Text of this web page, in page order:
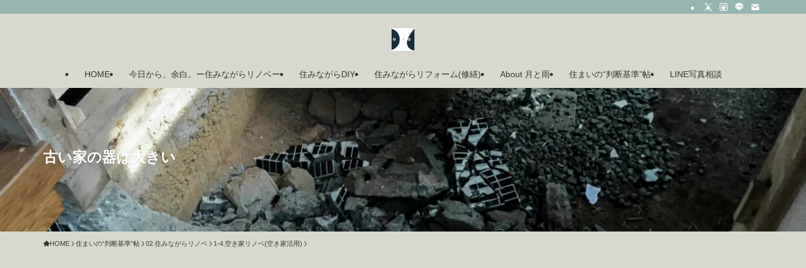
HOME 今日から、余白。ー住みながらリノベー 住みながらDIY 住みながらリフォーム(修繕) About 月と雨 住まいの“判断基準”帖 LINE写真相談
古い家の器は大きい
HOME 住まいの“判断基準”帖 02.住みながらリノベ 1-4.空き家リノベ(空き家活用)